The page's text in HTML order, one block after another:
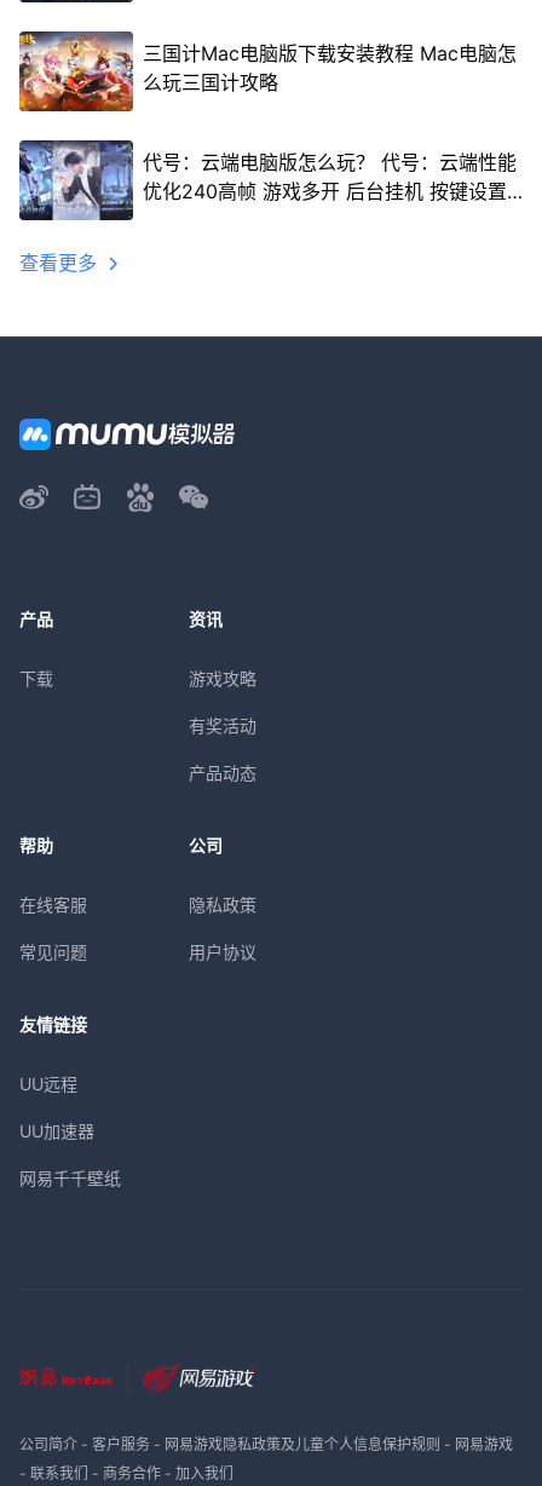
三国计Mac电脑版下载安装教程 Mac电脑怎
么玩三国计攻略
代号：云端电脑版怎么玩？ 代号：云端性能
优化240高帧 游戏多开 后台挂机 按键设置
查看更多
产品
下载
资讯
游戏攻略
有奖活动
产品动态
帮助
在线客服
常见问题
公司
隐私政策
用户协议
友情链接
UU远程
UU加速器
网易千千壁纸
公司简介- 客户服务- 网易游戏隐私政策及儿童个人信息保护规则 - 网易游戏
- 联系我们 - 商务合作- 加入我们